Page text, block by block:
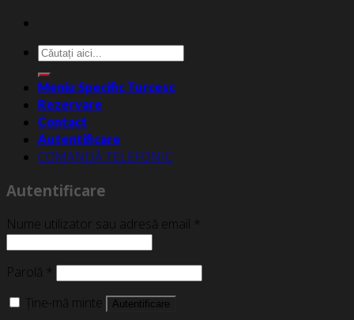
Caută
după:
Meniu Specific Turcesc
Rezervare
Contact
Autentificare
COMANDĂ TELEFONIC
Autentificare
Nume utilizator sau adresă email *
Parolă *
Ține-mă minte
Autentificare